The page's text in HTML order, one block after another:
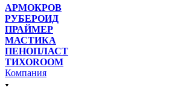
АРМОКРОВ
РУБЕРОИД
ПРАЙМЕР
МАСТИКА
ПЕНОПЛАСТ
ТИХОROOM
Компания